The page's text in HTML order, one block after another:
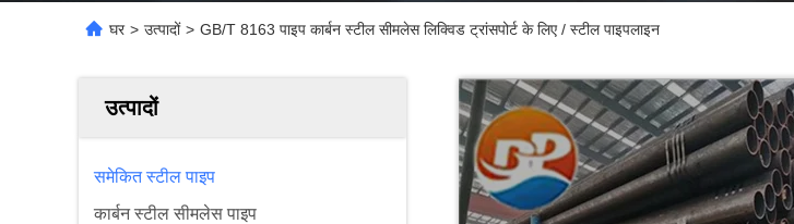
घर > उत्पादों > GB/T 8163 पाइप कार्बन स्टील सीमलेस लिक्विड ट्रांसपोर्ट के लिए / स्टील पाइपलाइन
उत्पादों
समेकित स्टील पाइप
कार्बन स्टील सीमलेस पाइप